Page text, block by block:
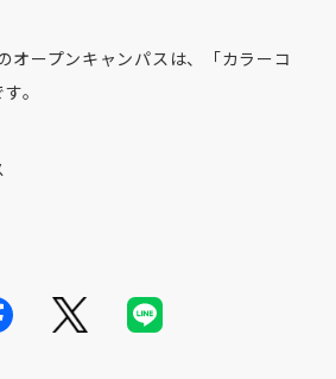
オープンキャンパスは、「カラーコ
。